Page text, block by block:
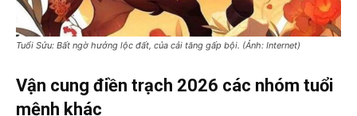
Tuổi Sửu: Bất ngờ hưởng lộc đất, của cải tăng gấp bội. (Ảnh: Internet)
Vận cung điền trạch 2026 các nhóm tuổi
mệnh khác